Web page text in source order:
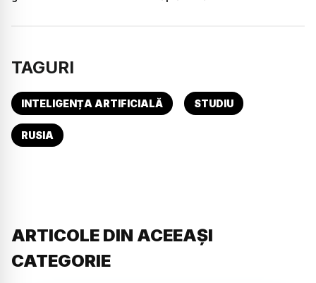
TAGURI
INTELIGENȚA ARTIFICIALĂ STUDIU
RUSIA
ARTICOLE DIN ACEEAȘI
CATEGORIE